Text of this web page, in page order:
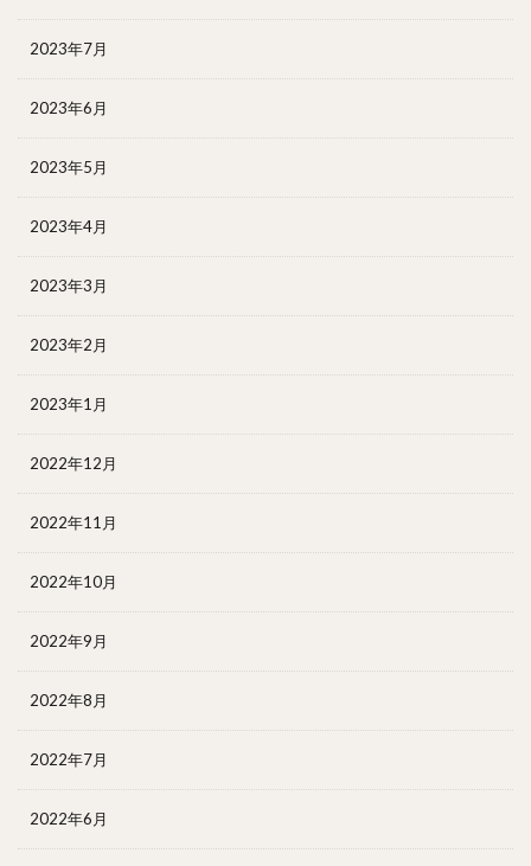
2023年7月
2023年6月
2023年5月
2023年4月
2023年3月
2023年2月
2023年1月
2022年12月
2022年11月
2022年10月
2022年9月
2022年8月
2022年7月
2022年6月